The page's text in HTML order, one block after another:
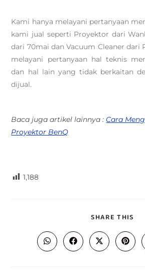
Kami hanya melayani pertanyaan
kami jual seperti Proyektor dari
dari 70mai dan Vacuum Cleaner dari
melayani pertanyaan hal teknis
dan hal lain yang tidak berkaitan
dijual.
Baca juga artikel lainnya : Cara
Proyektor BenQ
1,188
SHARE THIS